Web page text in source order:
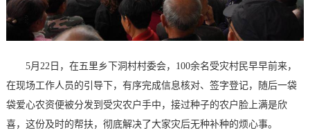
5月22日，在五里乡下洞村村委会，100余名受灾村民早早前来，
在现场工作人员的引导下，有序完成信息核对、签字登记，随后一袋
袋爱心农资便被分发到受灾农户手中，接过种子的农户脸上满是欣
喜，这份及时的帮扶，彻底解决了大家灾后无种补种的烦心事。